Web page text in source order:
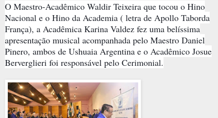
O Maestro-Acadêmico Waldir Teixeira que tocou o Hino
Nacional e o Hino da Academia ( letra de Apollo Taborda
França), a Acadêmica Karina Valdez fez uma belíssima
apresentação musical acompanhada pelo Maestro Daniel
Pinero, ambos de Ushuaia Argentina e o Acadêmico Josue
Berverglieri foi responsável pelo Cerimonial.